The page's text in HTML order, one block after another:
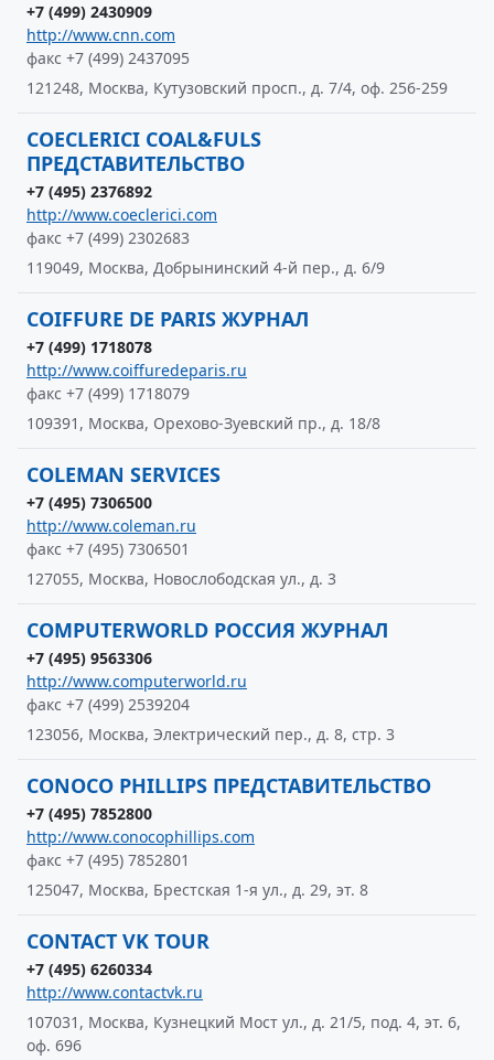
+7 (499) 2430909
http://www.cnn.com
факс +7 (499) 2437095
121248, Москва, Кутузовский просп., д. 7/4, оф. 256-259
COECLERICI COAL&FULS
ПРЕДСТАВИТЕЛЬСТВО
+7 (495) 2376892
http://www.coeclerici.com
факс +7 (499) 2302683
119049, Москва, Добрынинский 4-й пер., д. 6/9
COIFFURE DE PARIS ЖУРНАЛ
+7 (499) 1718078
http://www.coiffuredeparis.ru
факс +7 (499) 1718079
109391, Москва, Орехово-Зуевский пр., д. 18/8
COLEMAN SERVICES
+7 (495) 7306500
http://www.coleman.ru
факс +7 (495) 7306501
127055, Москва, Новослободская ул., д. 3
COMPUTERWORLD РОССИЯ ЖУРНАЛ
+7 (495) 9563306
http://www.computerworld.ru
факс +7 (499) 2539204
123056, Москва, Электрический пер., д. 8, стр. 3
CONOCO PHILLIPS ПРЕДСТАВИТЕЛЬСТВО
+7 (495) 7852800
http://www.conocophillips.com
факс +7 (495) 7852801
125047, Москва, Брестская 1-я ул., д. 29, эт. 8
CONTACT VK TOUR
+7 (495) 6260334
http://www.contactvk.ru
107031, Москва, Кузнецкий Мост ул., д. 21/5, под. 4, эт. 6,
оф. 696